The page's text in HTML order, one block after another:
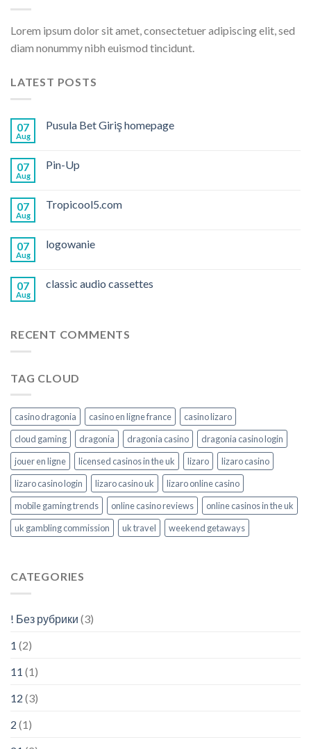
Lorem ipsum dolor sit amet, consectetuer adipiscing elit, sed
diam nonummy nibh euismod tincidunt.
LATEST POSTS
07
Aug
Pusula Bet Giriş homepage
07
Aug
Pin-Up
07
Aug
Tropicool5.com
07
Aug
logowanie
07
Aug
classic audio cassettes
RECENT COMMENTS
TAG CLOUD
casino dragonia casino en ligne france
casino lizaro
cloud gaming
dragonia dragonia casino
dragonia casino login
jouer en ligne
licensed casinos in the uk lizaro
lizaro casino
lizaro casino login
lizaro casino uk
lizaro online casino
mobile gaming trends
online casino reviews
online casinos in the uk
uk gambling commission
uk travel weekend getaways
CATEGORIES
! Без рубрики (3)
1 (2)
11 (1)
12 (3)
2 (1)